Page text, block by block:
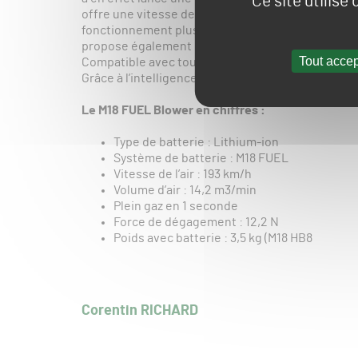
Tout
offre une vitesse de 193 km/h et un volume d’air
fonctionnement plus silencieux que son
propose également des accessoires tels qu’un
Compatible avec toute la gamme M18, il promet
Grâce à l’intelligence REDLINK PLUS™, il peut
Le M18 FUEL Blower en chiffres :
Type de batterie : Lithium-ion
Système de batterie : M18 FUEL
Vitesse de l’air : 193 km/h
Volume d’air : 14,2 m3/min
Plein gaz en 1 seconde
Force de dégagement : 12,2 N
Poids avec batterie : 3,5 kg (M18 HB8
Corentin RICHARD